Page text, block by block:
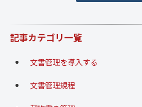
記事カテゴリ一覧
文書管理を導入する
文書管理規程